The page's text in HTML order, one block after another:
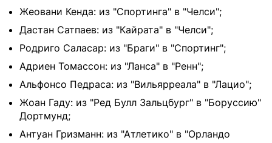
Жеовани Кенда: из "Спортинга" в "Челси";
Дастан Сатпаев: из "Кайрата" в "Челси";
Родриго Саласар: из "Браги" в "Спортинг";
Адриен Томассон: из "Ланса" в "Ренн";
Альфонсо Педраса: из "Вильярреала" в "Лацио";
Жоан Гаду: из "Ред Булл Зальцбург" в "Боруссию"
Дортмунд;
Антуан Гризманн: из "Атлетико" в "Орландо